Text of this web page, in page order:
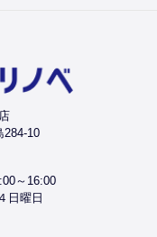
284-10
～16:00
日曜日